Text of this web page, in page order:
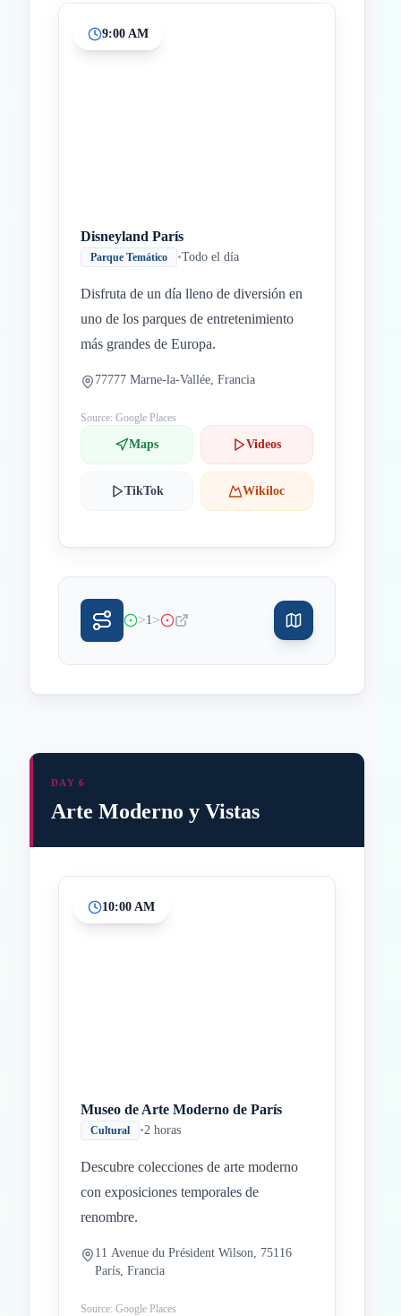
9:00 AM
Disneyland París
Parque Temático •Todo el día
Disfruta de un día lleno de diversión en
uno de los parques de entretenimiento
más grandes de Europa.
77777 Marne-la-Vallée, Francia
Source: Google Places
Maps Videos
TikTok Wikiloc
>1>
DAY 6
Arte Moderno y Vistas
10:00 AM
Museo de Arte Moderno de París
Cultural •2 horas
Descubre colecciones de arte moderno
con exposiciones temporales de
renombre.
11 Avenue du Président Wilson, 75116
París, Francia
Source: Google Places